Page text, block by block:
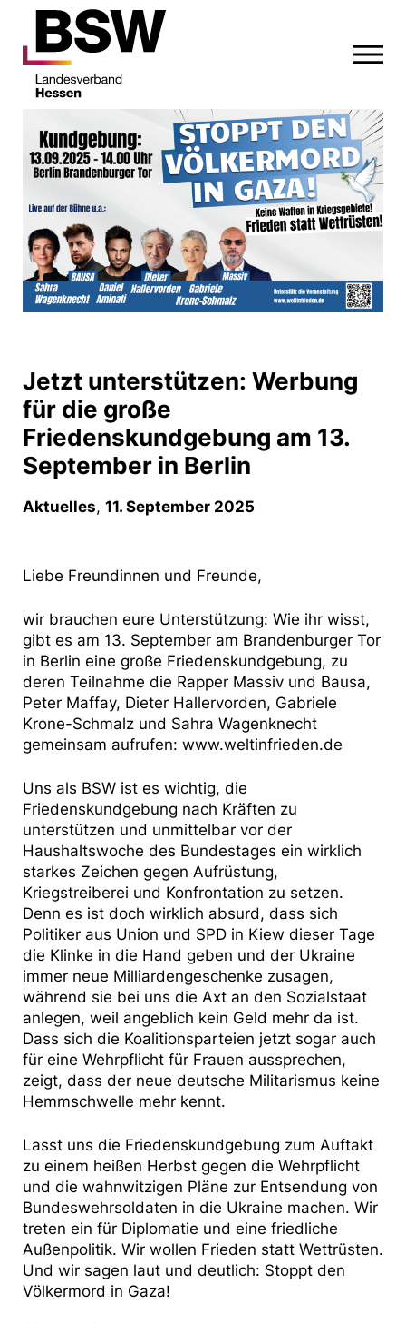
Jetzt unterstützen: Werbung
für die große
Friedenskundgebung am 13.
September in Berlin
Aktuelles, 11. September 2025
Liebe Freundinnen und Freunde,
wir brauchen eure Unterstützung: Wie ihr wisst,
gibt es am 13. September am Brandenburger Tor
in Berlin eine große Friedenskundgebung, zu
deren Teilnahme die Rapper Massiv und Bausa,
Peter Maffay, Dieter Hallervorden, Gabriele
Krone-Schmalz und Sahra Wagenknecht
gemeinsam aufrufen: www.weltinfrieden.de
Uns als BSW ist es wichtig, die
Friedenskundgebung nach Kräften zu
unterstützen und unmittelbar vor der
Haushaltswoche des Bundestages ein wirklich
starkes Zeichen gegen Aufrüstung,
Kriegstreiberei und Konfrontation zu setzen.
Denn es ist doch wirklich absurd, dass sich
Politiker aus Union und SPD in Kiew dieser Tage
die Klinke in die Hand geben und der Ukraine
immer neue Milliardengeschenke zusagen,
während sie bei uns die Axt an den Sozialstaat
anlegen, weil angeblich kein Geld mehr da ist.
Dass sich die Koalitionsparteien jetzt sogar auch
für eine Wehrpflicht für Frauen aussprechen,
zeigt, dass der neue deutsche Militarismus keine
Hemmschwelle mehr kennt.
Lasst uns die Friedenskundgebung zum Auftakt
zu einem heißen Herbst gegen die Wehrpflicht
und die wahnwitzigen Pläne zur Entsendung von
Bundeswehrsoldaten in die Ukraine machen. Wir
treten ein für Diplomatie und eine friedliche
Außenpolitik. Wir wollen Frieden statt Wettrüsten.
Und wir sagen laut und deutlich: Stoppt den
Völkermord in Gaza!